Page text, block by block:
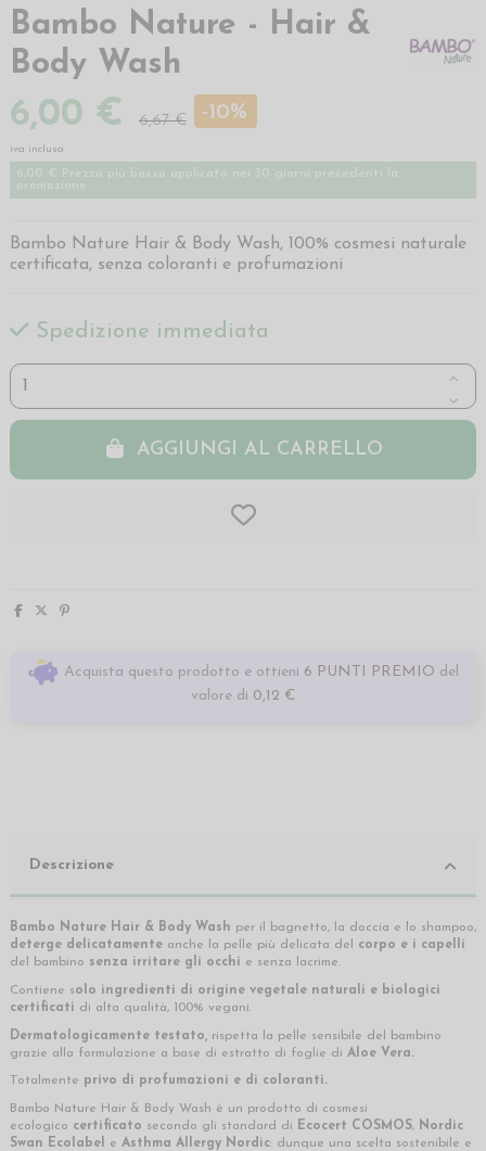
Bambo Nature - Hair &
Body Wash
6,00 € 6,67 € -10%
iva inclusa
6,00 € Prezzo più basso applicato nei 30 giorni precedenti la
promozione
Bambo Nature Hair & Body Wash, 100% cosmesi naturale
certificata, senza coloranti e profumazioni
Spedizione immediata
AGGIUNGI AL CARRELLO
Acquista questo prodotto e ottieni 6 PUNTI PREMIO del
valore di 0,12 €
Descrizione
Bambo Nature Hair & Body Wash per il bagnetto, la doccia e lo shampoo,
deterge delicatamente anche la pelle più delicata del corpo e i capelli
del bambino senza irritare gli occhi e senza lacrime.
Contiene solo ingredienti di origine vegetale naturali e biologici
certificati di alta qualità, 100% vegani.
Dermatologicamente testato, rispetta la pelle sensibile del bambino
grazie alla formulazione a base di estratto di foglie di Aloe Vera.
Totalmente privo di profumazioni e di coloranti.
Bambo Nature Hair & Body Wash è un prodotto di cosmesi
ecologico certificato secondo gli standard di Ecocert COSMOS, Nordic
Swan Ecolabel
e Asthma Allergy Nordic: dunque una scelta sostenibile e